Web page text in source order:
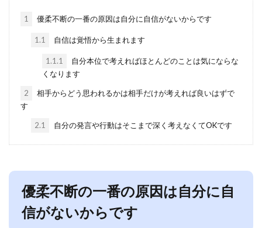
1 優柔不断の一番の原因は自分に自信がないからです
1.1 自信は覚悟から生まれます
1.1.1
自分本位で考えればほとんどのことは気にならな
くなります
2
相手からどう思われるかは相手だけが考えれば良いはずで
す
2.1 自分の発言や行動はそこまで深く考えなくてOKです
優柔不断の一番の原因は自分に自
信がないからです